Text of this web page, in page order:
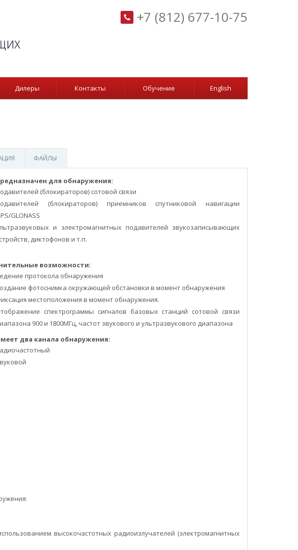
+7 (812) 677-10-75
Дилеры Контакты Обучение English
ФАЙЛЫ
для обнаружения:
(блокираторов) сотовой связи
(блокираторов) приемников спутниковой навигации
GLONASS
и электромагнитных подавителей звукозаписывающих
диктофонов и т.п.
возможности:
протокола обнаружения
фотоснимка окружающей обстановки в момент обнаружения
местоположения в момент обнаружения.
спектрограммы сигналов базовых станций сотовой связи
900 и 1800МГц, частот звукового и ультразвукового диапазона
два канала обнаружения:
высокочастотных радиоизлучателей (электромагнитных